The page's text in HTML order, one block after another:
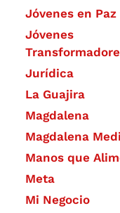
Jóvenes en Paz
Jóvenes
Jurídica
La Guajira
Magdalena
Magdalena
Manos que
Meta
Mi Negocio